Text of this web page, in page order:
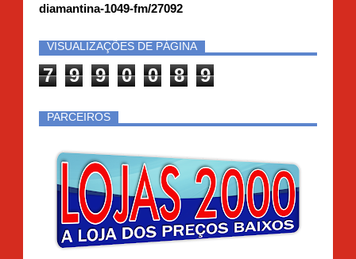
diamantina-1049-fm/27092
VISUALIZAÇÕES DE PÁGINA
7 9 9 0 0 8 9
PARCEIROS